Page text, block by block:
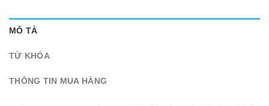
MÔ TẢ
TỪ KHÓA
THÔNG TIN MUA HÀNG